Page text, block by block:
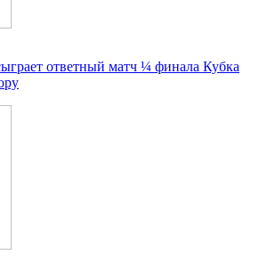
ответный матч ¼ финала Кубка